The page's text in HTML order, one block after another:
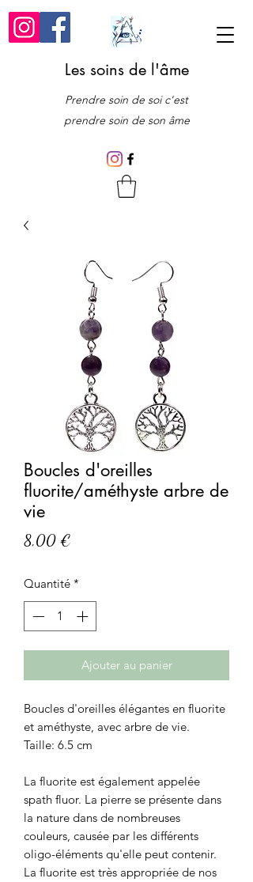
Les soins de l'âme
Prendre soin de soi c'est
prendre soin de son âme
Boucles d'oreilles
fluorite/améthyste arbre de
vie
8,00 €
Quantité *
Ajouter au panier
Boucles d'oreilles élégantes en fluorite
et améthyste, avec arbre de vie.
Taille: 6.5 cm
La fluorite est également appelée
spath fluor. La pierre se présente dans
la nature dans de nombreuses
couleurs, causée par les différents
oligo-éléments qu'elle peut contenir.
La fluorite est très appropriée de nos